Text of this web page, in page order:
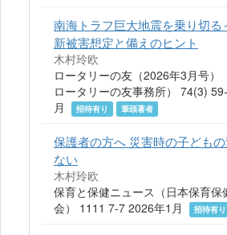
南海トラフ巨大地震を乗り切る
新被害想定と備えのヒント
木村玲欧
ロータリーの友（2026年3月号）
ロータリーの友事務所） 74(3)
月
招待有り 筆頭著者
保護者の方へ 災害時の子ども
ない
木村玲欧
保育と保健ニュース（日本保育保
会） 1111 7-7 2026年1月
招待有り